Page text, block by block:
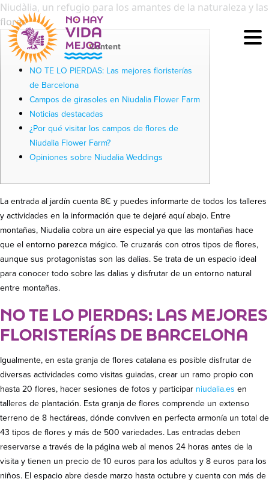
Niudàlia, un refugio para los amantes de la naturaleza y las
flores
Content
NO TE LO PIERDAS: Las mejores floristerías
de Barcelona
Campos de girasoles en Niudalia Flower Farm
Noticias destacadas
¿Por qué visitar los campos de flores de
Niudalia Flower Farm?
Opiniones sobre Niudalia Weddings
La entrada al jardín cuenta 8€ y puedes informarte de todos los talleres
y actividades en la información que te dejaré aquí abajo. Entre
montañas, Niudalia cobra un aire especial ya que las montañas hace
que el entorno parezca mágico. Te cruzarás con otros tipos de flores,
aunque sus protagonistas son las dalias. Se trata de un espacio ideal
para conocer todo sobre las dalias y disfrutar de un entorno natural
entre montañas.
NO TE LO PIERDAS: LAS MEJORES
FLORISTERÍAS DE BARCELONA
Igualmente, en esta granja de flores catalana es posible disfrutar de
diversas actividades como visitas guiadas, crear un ramo propio con
hasta 20 flores, hacer sesiones de fotos y participar niudalia.es en
talleres de plantación. Esta granja de flores comprende un extenso
terreno de 8 hectáreas, dónde conviven en perfecta armonía un total de
43 tipos de flores y más de 500 variedades. Las entradas deben
reservarse a través de la página web al menos 24 horas antes de la
visita y tienen un precio de 10 euros para los adultos y 8 euros para los
niños. El espacio abre desde marzo hasta octubre y cuenta con más de